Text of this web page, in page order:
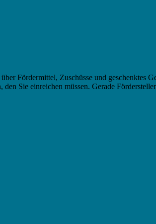
Fördermittel, Zuschüsse und geschenktes
Sie einreichen müssen. Gerade